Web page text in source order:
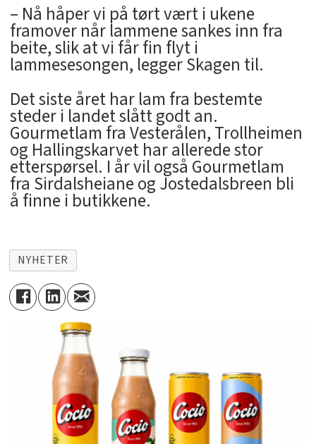
– Nå håper vi på tørt vært i ukene
framover når lammene sankes inn fra
beite, slik at vi får fin flyt i
lammesesongen, legger Skagen til.
Det siste året har lam fra bestemte
steder i landet slått godt an.
Gourmetlam fra Vesterålen, Trollheimen
og Hallingskarvet har allerede stor
etterspørsel. I år vil også Gourmetlam
fra Sirdalsheiane og Jostedalsbreen bli
å finne i butikkene.
NYHETER